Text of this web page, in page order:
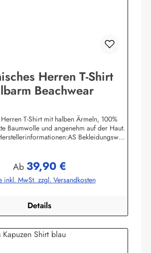
Herren T-Shirt
Beachwear
T-Shirt mit halben Ärmeln, 100%
Baumwolle und angenehm auf der Haut.
Regulärer Preis:
Ab 39,90 €
inkl. MwSt. zzgl. Versandkosten
Details